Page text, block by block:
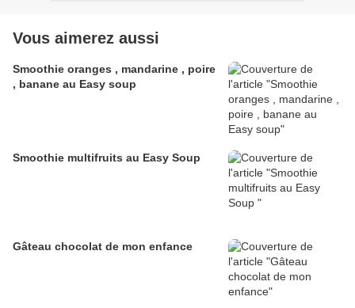
Vous aimerez aussi
Smoothie oranges , mandarine , poire
, banane au Easy soup
Smoothie multifruits au Easy Soup
Gâteau chocolat de mon enfance